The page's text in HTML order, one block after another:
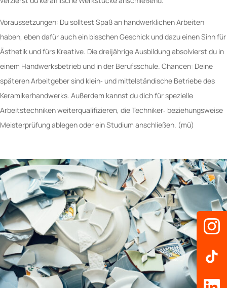
Voraussetzungen: Du solltest Spaß an handwerklichen Arbeiten
haben, eben dafür auch ein bisschen Geschick und dazu einen Sinn für
Ästhetik und fürs Kreative. Die dreijährige Ausbildung absolvierst du in
einem Handwerksbetrieb und in der Berufsschule. Chancen: Deine
späteren Arbeitgeber sind klein‐ und mittelständische Betriebe des
Keramikerhandwerks. Außerdem kannst du dich für spezielle
Arbeitstechniken weiterqualifizieren, die Techniker‐ beziehungsweise
Meisterprüfung ablegen oder ein Studium anschließen. (mü)